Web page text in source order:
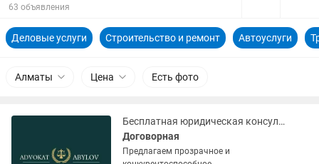
63 объявления
Деловые услуги Строительство и ремонт Автоуслуги
Алматы Цена Есть фото
Бесплатная юридическая консультация
Договорная
Предлагаем прозрачное и